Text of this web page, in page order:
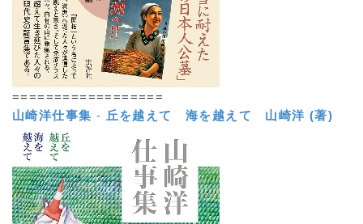
==================
山崎洋仕事集 - 丘を越えて 海を越えて 山崎洋 (著)